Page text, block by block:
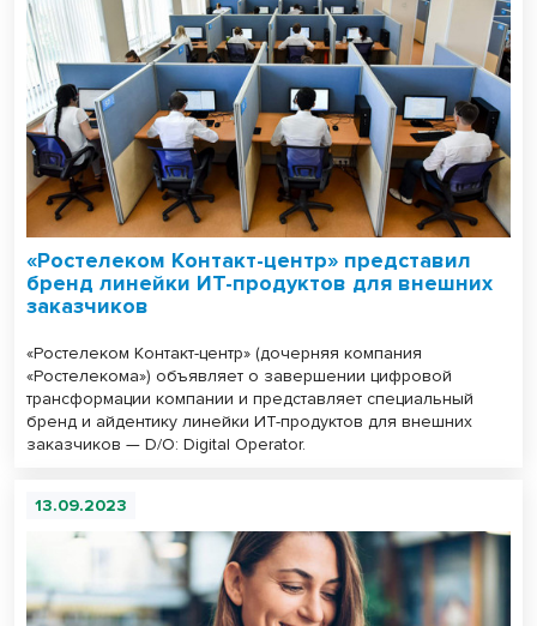
«Ростелеком Контакт-центр» представил
бренд линейки ИТ-продуктов для внешних
заказчиков
«Ростелеком Контакт-центр» (дочерняя компания
«Ростелекома») объявляет о завершении цифровой
трансформации компании и представляет специальный
бренд и айдентику линейки ИТ-продуктов для внешних
заказчиков — D/O: Digital Operator.
13.09.2023